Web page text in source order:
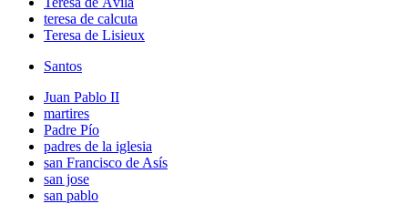
teresa de calcuta
Teresa de Lisieux
Santos
Juan Pablo II
martires
Padre Pío
padres de la iglesia
san Francisco de Asís
san jose
san pablo